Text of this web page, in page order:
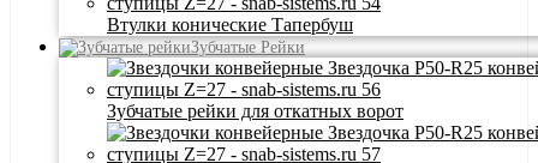
Втулки конические Тапербуш
Зубчатые Рейки
Зубчатые рейки для откатных ворот